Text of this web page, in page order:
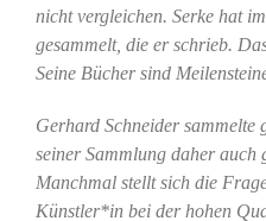
nicht vergleichen. Serke hat
gesammelt, die er schrieb.
Seine Bücher sind
Gerhard Schneider sammelte
seiner Sammlung daher auch
Manchmal stellt sich die
Künstler*in bei der hohen